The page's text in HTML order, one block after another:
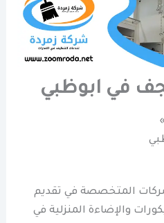
في ابوظبي
المتخصصة في تقديم
والإضاءة المنزلية في